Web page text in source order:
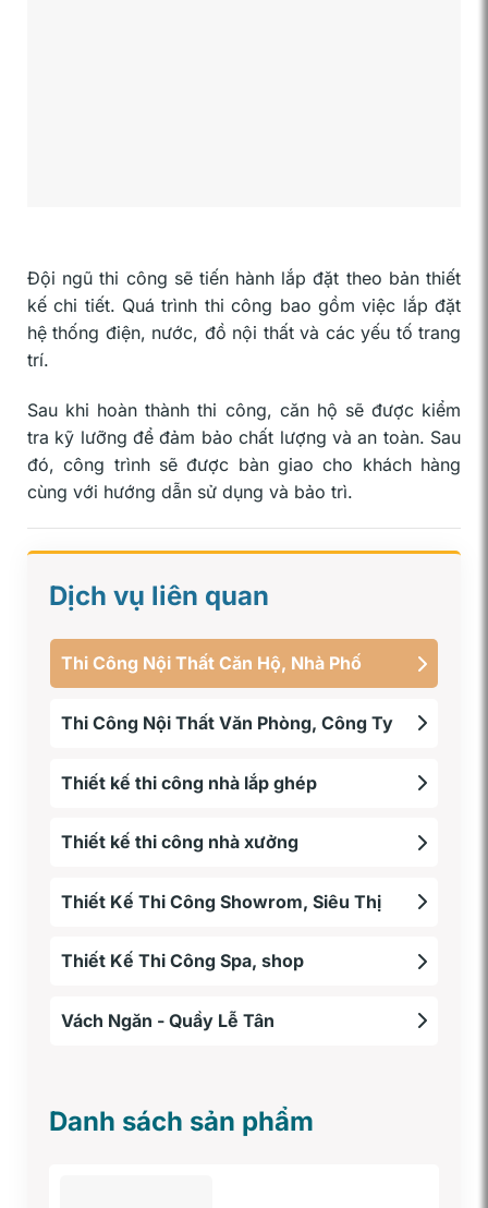
Đội ngũ thi công sẽ tiến hành lắp đặt theo bản thiết
kế chi tiết. Quá trình thi công bao gồm việc lắp đặt
hệ thống điện, nước, đồ nội thất và các yếu tố trang
trí.
Sau khi hoàn thành thi công, căn hộ sẽ được kiểm
tra kỹ lưỡng để đảm bảo chất lượng và an toàn. Sau
đó, công trình sẽ được bàn giao cho khách hàng
cùng với hướng dẫn sử dụng và bảo trì.
Dịch vụ liên quan
Thi Công Nội Thất Căn Hộ, Nhà Phố
Thi Công Nội Thất Văn Phòng, Công Ty
Thiết kế thi công nhà lắp ghép
Thiết kế thi công nhà xưởng
Thiết Kế Thi Công Showrom, Siêu Thị
Thiết Kế Thi Công Spa, shop
Vách Ngăn - Quầy Lễ Tân
Danh sách sản phẩm